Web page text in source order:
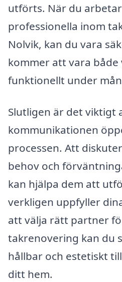
utförts. När du
professionella inom
Nolvik, kan du vara
kommer att vara både
funktionellt under
Slutligen är det viktigt
kommunikationen
processen. Att
behov och
kan hjälpa dem att
verkligen uppfyller
att välja rätt partner
takrenovering kan du
hållbar och estetiskt
ditt hem.